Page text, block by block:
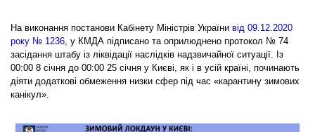
На виконання постанови Кабінету Міністрів України від 09.12.2020
року № 1236 , у КМДА підписано та оприлюднено протокол № 74
засідання штабу із ліквідації наслідків надзвичайної ситуації. Із
00:00 8 січня до 00:00 25 січня у Києві, як і в усій країні, починають
діяти додаткові обмеження низки сфер під час «карантину зимових
канікул».